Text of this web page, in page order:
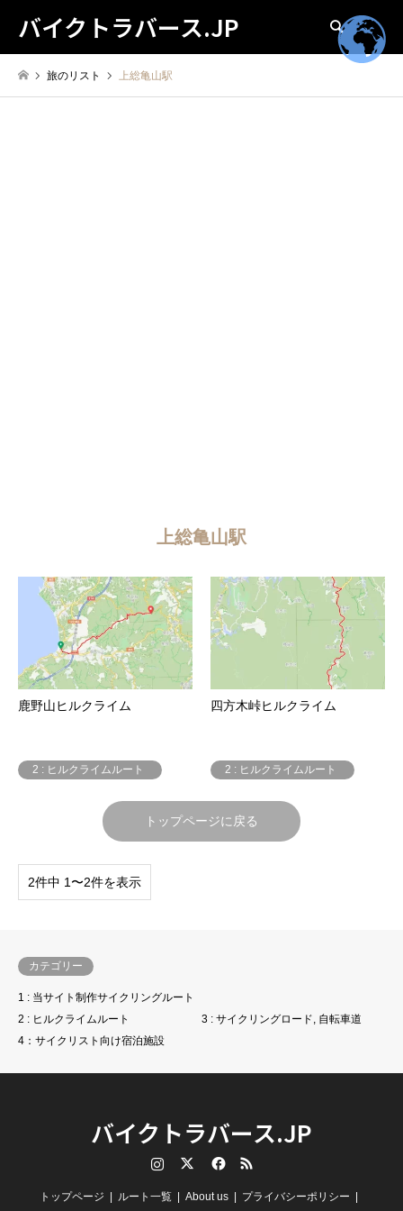
バイクトラバース.JP 検索
旅のリスト 上総亀山駅
上総亀山駅
鹿野山ヒルクライム
2 : ヒルクライムルート
四方木峠ヒルクライム
2 : ヒルクライムルート
トップページに戻る
2件中 1〜2件を表示
カテゴリー
1 : 当サイト制作サイクリングルート
2 : ヒルクライムルート
3 : サイクリングロード, 自転車道
4：サイクリスト向け宿泊施設
バイクトラバース.JP
RSS
トップページ ルート一覧 About us プライバシーポリシー